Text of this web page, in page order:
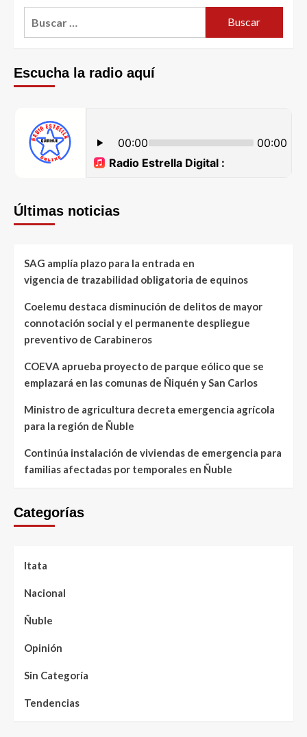
Escucha la radio aquí
Últimas noticias
SAG amplía plazo para la entrada en
vigencia de trazabilidad obligatoria de equinos
Coelemu destaca disminución de delitos de mayor
connotación social y el permanente despliegue
preventivo de Carabineros
COEVA aprueba proyecto de parque eólico que se
emplazará en las comunas de Ñiquén y San Carlos
Ministro de agricultura decreta emergencia agrícola
para la región de Ñuble
Continúa instalación de viviendas de emergencia para
familias afectadas por temporales en Ñuble
Categorías
Itata
Nacional
Ñuble
Opinión
Sin Categoría
Tendencias